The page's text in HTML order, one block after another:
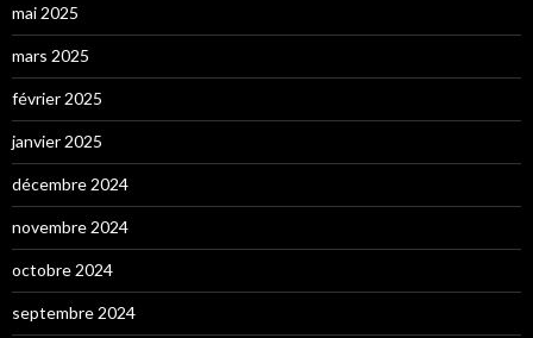
mai 2025
mars 2025
février 2025
janvier 2025
décembre 2024
novembre 2024
octobre 2024
septembre 2024